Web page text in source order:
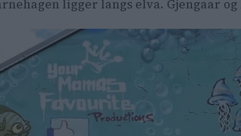
ligger langs elva. Gjengaar